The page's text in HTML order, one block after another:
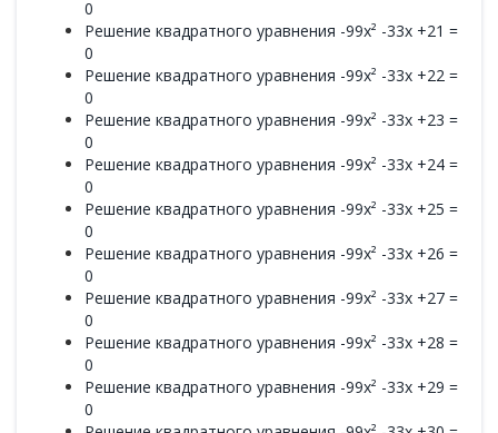
0
Решение квадратного уравнения -99x² -33x +21 =
0
Решение квадратного уравнения -99x² -33x +22 =
0
Решение квадратного уравнения -99x² -33x +23 =
0
Решение квадратного уравнения -99x² -33x +24 =
0
Решение квадратного уравнения -99x² -33x +25 =
0
Решение квадратного уравнения -99x² -33x +26 =
0
Решение квадратного уравнения -99x² -33x +27 =
0
Решение квадратного уравнения -99x² -33x +28 =
0
Решение квадратного уравнения -99x² -33x +29 =
0